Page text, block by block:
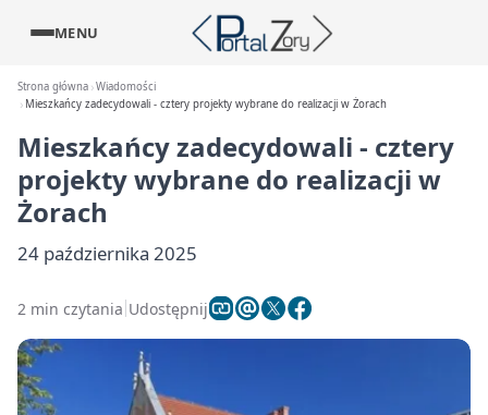
MENU
Strona główna Wiadomości
Mieszkańcy zadecydowali - cztery projekty wybrane do realizacji w Żorach
Mieszkańcy zadecydowali - cztery
projekty wybrane do realizacji w
Żorach
24 października 2025
2 min czytania Udostępnij